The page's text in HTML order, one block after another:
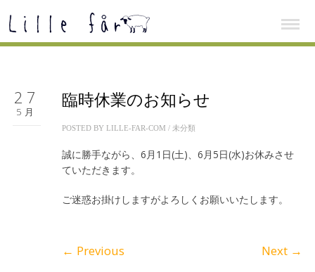
27
5月
臨時休業のお知らせ
POSTED BY LILLE-FAR-COM / 未分類
誠に勝手ながら、6月1日(土)、6月5日(水)お休みさせ
ていただきます。
ご迷惑お掛けしますがよろしくお願いいたします。
← Previous Next →